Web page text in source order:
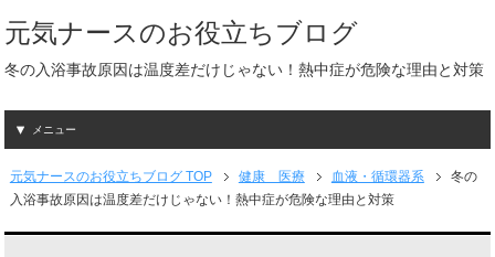
元気ナースのお役立ちブログ
冬の入浴事故原因は温度差だけじゃない！熱中症が危険な理由と対策
メニュー
元気ナースのお役立ちブログ TOP 健康 医療 血液・循環器系
冬の
入浴事故原因は温度差だけじゃない！熱中症が危険な理由と対策